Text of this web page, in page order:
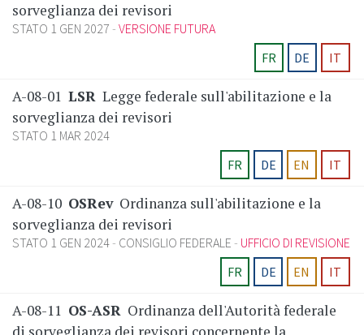
sorveglianza dei revisori
STATO 1 GEN 2027 VERSIONE FUTURA
FR
DE IT
A-08-01 LSR Legge federale sull'abilitazione e la
sorveglianza dei revisori
STATO 1 MAR 2024
FR
DE EN IT
A-08-10 OSRev Ordinanza sull'abilitazione e la
sorveglianza dei revisori
STATO 1 GEN 2024 CONSIGLIO FEDERALE
UFFICIO DI REVISIONE
FR
DE EN IT
A-08-11 OS-ASR Ordinanza dell'Autorità federale